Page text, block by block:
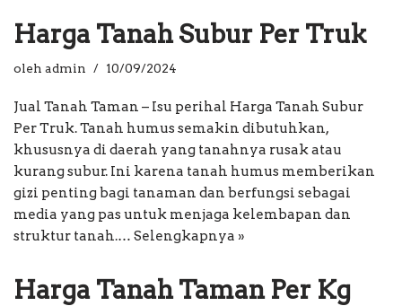
Harga Tanah Subur Per Truk
oleh admin 10/09/2024
Jual Tanah Taman – Isu perihal Harga Tanah Subur
Per Truk. Tanah humus semakin dibutuhkan,
khususnya di daerah yang tanahnya rusak atau
kurang subur. Ini karena tanah humus memberikan
gizi penting bagi tanaman dan berfungsi sebagai
media yang pas untuk menjaga kelembapan dan
struktur tanah.… Selengkapnya »
Harga Tanah Taman Per Kg